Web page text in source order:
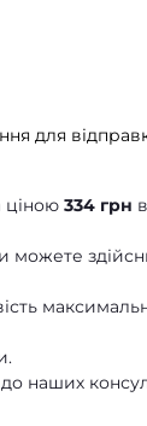
для
ціною 334 грн
можете
наших